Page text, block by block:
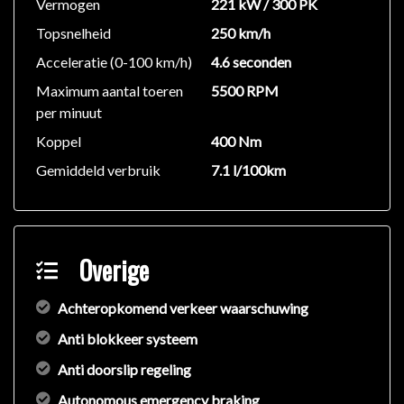
– Verkeersbord detectie
Luxe leder pakket
– Luxe lederen bekleding
– Stoelverwarming
Keyless pakket
– Keyless go
Performance pakket
Spiegel pakket
– Buitenspiegels elektrisch inklapbaar
– Buitenspiegels met verlichting
Executive pakket
– Navigatie full map
– DAB ontvanger
Vermogen
221 kW / 300 PK
Topsnelheid
250 km/h
Acceleratie (0-100 km/h)
4.6 seconden
Maximum aantal toeren
per minuut
5500 RPM
Koppel
400 Nm
Gemiddeld verbruik
7.1 l/100km
Overige
Achteropkomend verkeer waarschuwing
Anti blokkeer systeem
Anti doorslip regeling
Autonomous emergency braking